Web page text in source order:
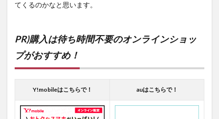
てくるのかなと思います。
PR)購入は待ち時間不要のオンラインショッ
プがおすすめ！
Y!mobileはこちらで！ auはこちらで！